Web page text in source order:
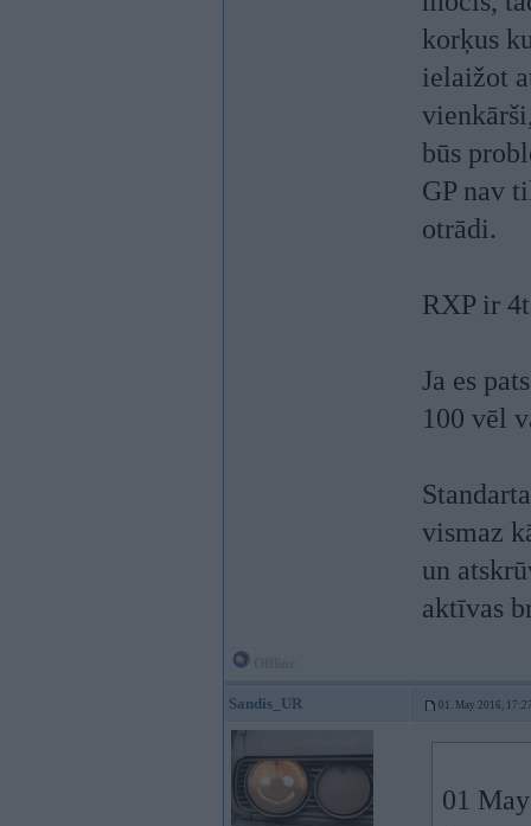
korķus
ielaižot
būs
GP nav
otrādi.
RXP ir
Ja es
100 vēl
vismaz
un
aktīvas
Sandis_UR 01. May 2016,
01